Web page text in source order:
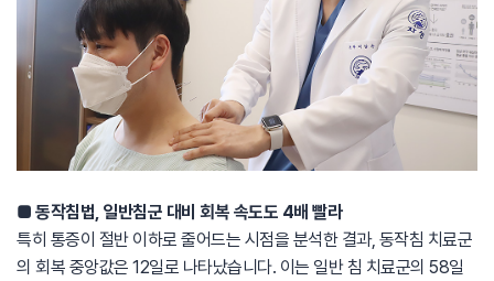
■ 동작침법, 일반침군 대비 회복 속도도 4배 빨라
특히 통증이 절반 이하로 줄어드는 시점을 분석한 결과, 동작침 치료군
의 회복 중앙값은 12일로 나타났습니다. 이는 일반 침 치료군의 58일